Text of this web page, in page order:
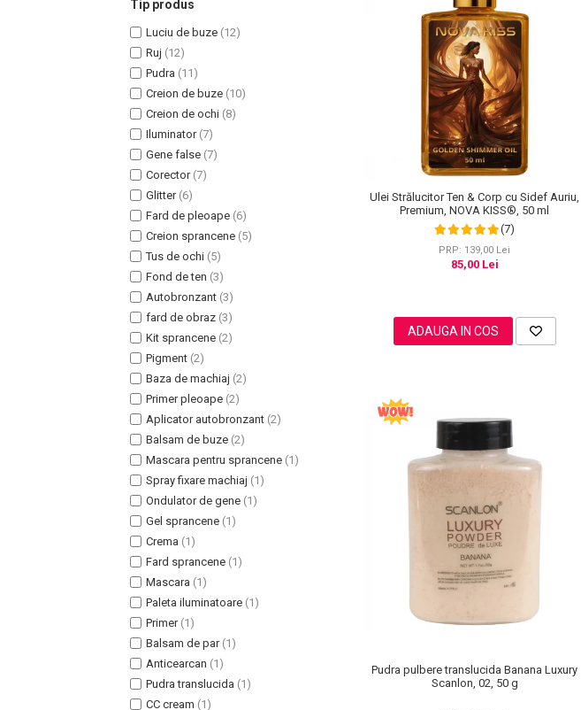
Uleiuri Unghii / Cuticule
Masaj Facial si Drenaj Limfatic
Plasturi ochi / nas / frunte
Tip produs
Luciu de buze (12)
Ruj (12)
Pudra (11)
Creion de buze (10)
Creion de ochi (8)
Iluminator (7)
Gene false (7)
Corector (7)
Glitter (6)
Fard de pleoape (6)
Creion sprancene (5)
Tus de ochi (5)
Fond de ten (3)
Autobronzant (3)
fard de obraz (3)
Kit sprancene (2)
Pigment (2)
Baza de machiaj (2)
Primer pleoape (2)
Aplicator autobronzant (2)
Balsam de buze (2)
Mascara pentru sprancene (1)
Spray fixare machiaj (1)
Ondulator de gene (1)
Gel sprancene (1)
Crema (1)
Fard sprancene (1)
Mascara (1)
Paleta iluminatoare (1)
Primer (1)
Balsam de par (1)
Anticearcan (1)
Pudra translucida (1)
CC cream (1)
Ulei Strălucitor Ten & Corp cu Sidef Auriu,
Premium, NOVA KISS®, 50 ml
(7)
PRP: 139,00 Lei
85,00 Lei
ADAUGA IN COS
Pudra pulbere translucida Banana Luxury
Scanlon, 02, 50 g